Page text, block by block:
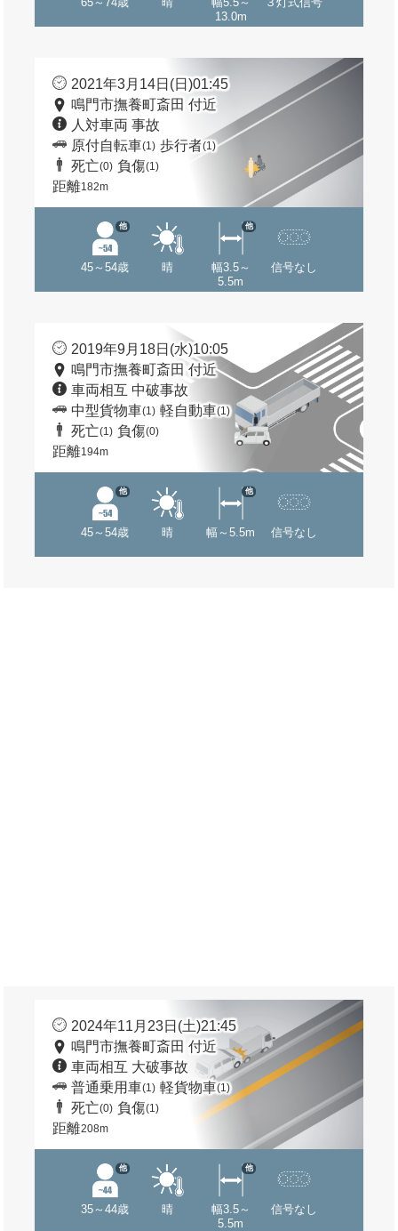
13.0m
2021年3月14日(日)01:45
鳴門市撫養町斎田 付近
人対車両 事故
原付自転車(1) 歩行者(1)
死亡(0) 負傷(1)
距離182m
45～54歳
他
晴
幅3.5～
5.5m
他
信号なし
2019年9月18日(水)10:05
鳴門市撫養町斎田 付近
車両相互 中破事故
中型貨物車(1) 軽自動車(1)
死亡(1) 負傷(0)
距離194m
45～54歳
他
晴 幅～5.5m
他
信号なし
2024年11月23日(土)21:45
鳴門市撫養町斎田 付近
車両相互 大破事故
普通乗用車(1) 軽貨物車(1)
死亡(0) 負傷(1)
距離208m
35～44歳
他
晴
幅3.5～
5.5m
他
信号なし